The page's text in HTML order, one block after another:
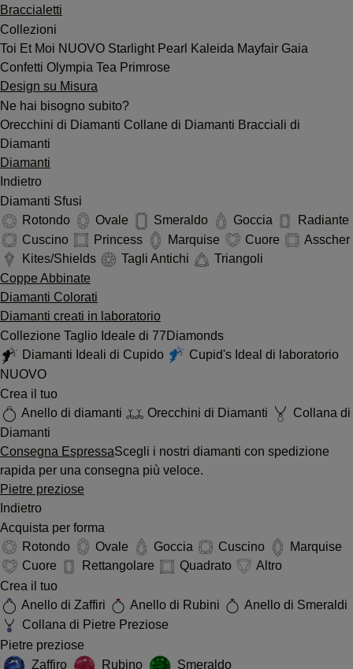
Braccialetti
Collezioni
Toi Et Moi NUOVO Starlight Pearl Kaleida Mayfair Gaia
Confetti Olympia Tea Primrose
Design su Misura
Ne hai bisogno subito?
Orecchini di Diamanti Collane di Diamanti Bracciali di
Diamanti
Diamanti
Indietro
Diamanti Sfusi
Rotondo
Ovale Smeraldo Goccia
Radiante
Cuscino
Princess Marquise Cuore
Asscher
Kites/Shields
Tagli Antichi
Triangoli
Coppe Abbinate
Diamanti Colorati
Diamanti creati in laboratorio
Collezione Taglio Ideale di 77Diamonds
Diamanti Ideali di Cupido
Cupid's Ideal di laboratorio
NUOVO
Crea il tuo
Anello di diamanti
Orecchini di Diamanti
Collana di
Diamanti
Consegna EspressaScegli i nostri diamanti con spedizione
rapida per una consegna più veloce.
Pietre preziose
Indietro
Acquista per forma
Rotondo
Ovale Goccia Cuscino
Marquise
Cuore
Rettangolare Quadrato
Altro
Crea il tuo
Anello di Zaffiri
Anello di Rubini
Anello di Smeraldi
Collana di Pietre Preziose
Pietre preziose
Zaffiro
Rubino Smeraldo